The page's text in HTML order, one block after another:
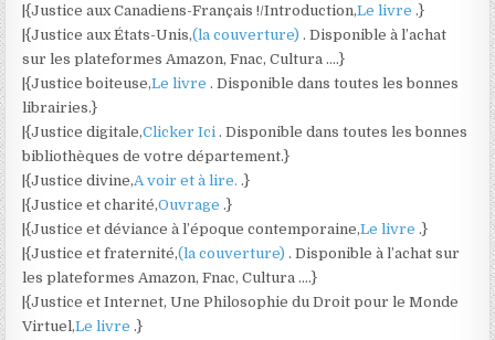
|{Justice aux Canadiens-Français !/Introduction,Le livre .}
|{Justice aux États-Unis,(la couverture) . Disponible à l’achat
sur les plateformes Amazon, Fnac, Cultura ….}
|{Justice boiteuse,Le livre . Disponible dans toutes les bonnes
librairies.}
|{Justice digitale,Clicker Ici . Disponible dans toutes les bonnes
bibliothèques de votre département.}
|{Justice divine,A voir et à lire. .}
|{Justice et charité,Ouvrage .}
|{Justice et déviance à l’époque contemporaine,Le livre .}
|{Justice et fraternité,(la couverture) . Disponible à l’achat sur
les plateformes Amazon, Fnac, Cultura ….}
|{Justice et Internet, Une Philosophie du Droit pour le Monde
Virtuel,Le livre .}